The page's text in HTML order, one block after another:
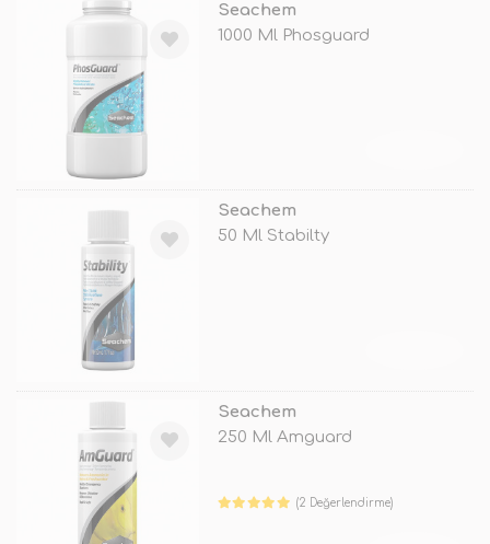
Seachem
1000 Ml Phosguard
Seachem
50 Ml Stabilty
Seachem
250 Ml Amguard
(2 Değerlendirme)